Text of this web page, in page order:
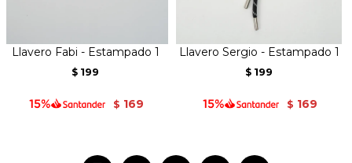
Llavero Fabi - Estampado 1
$ 199
$ 169
Llavero Sergio - Estampado 1
$ 199
$ 169